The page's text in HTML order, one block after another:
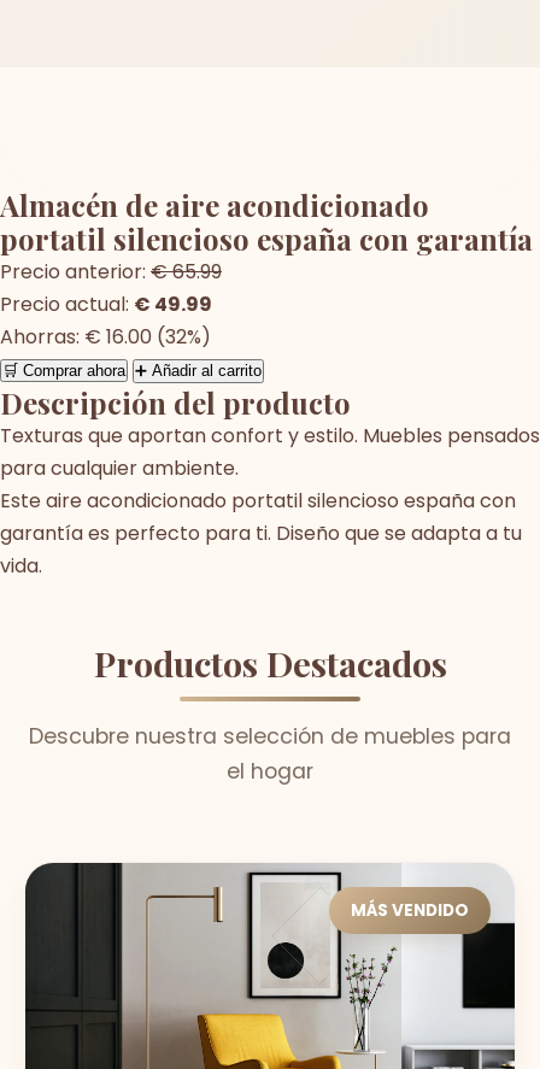
Almacén de aire acondicionado
portatil silencioso españa con garantía
Precio anterior: € 65.99
Precio actual: € 49.99
Ahorras: € 16.00 (32%)
🛒 Comprar ahora ➕ Añadir al carrito
Descripción del producto
Texturas que aportan confort y estilo. Muebles pensados
para cualquier ambiente.
Este aire acondicionado portatil silencioso españa con
garantía es perfecto para ti. Diseño que se adapta a tu
vida.
Productos Destacados
Descubre nuestra selección de muebles para
el hogar
MÁS VENDIDO